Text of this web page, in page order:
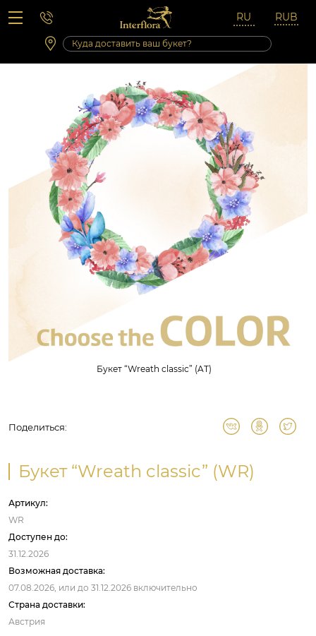
Вопросы-ответы
Сб 10:00 ‐ 14:00
Выходные и праздничные дни
Букет “Wreath classic” (AT)
Поделиться:
Букет “Wreath classic” (WR)
Артикул:
WR
Доступен до:
31.12.2026
Возможная доставка:
07.08.2026, или до 31.12.2026 включительно
Страна доставки:
Австрия